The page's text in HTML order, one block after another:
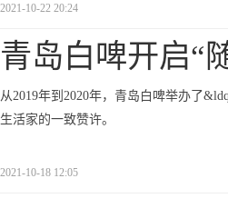
2021-10-22 20:24
青岛白啤开启“
从2019年到2020年，青岛白啤举办了
生活家的一致赞许。
2021-10-18 12:05